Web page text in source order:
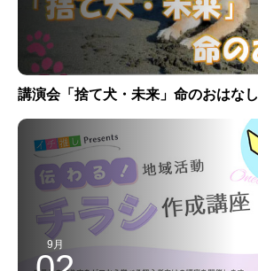
講演会「捨て犬・未来」命のおはなし
9月